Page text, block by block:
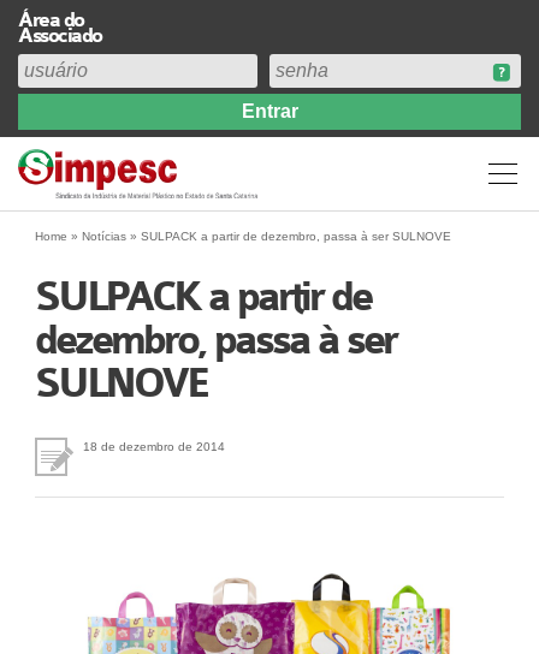
Área do
Associado
Institucional
Perfil
Diretoria
Abrangência
Contribuição Sindical 2026
Acervo
Central de Comunicação
Links
NOSSAS ASSOCIADAS
SEJA UM ASSOCIADO
Home » Notícias » SULPACK a partir de dezembro, passa à ser SULNOVE
SULPACK a partir de
dezembro, passa à ser
SULNOVE
18 de dezembro de 2014